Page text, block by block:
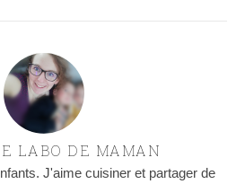
LABO DE MAMAN
J'aime cuisiner et partager de